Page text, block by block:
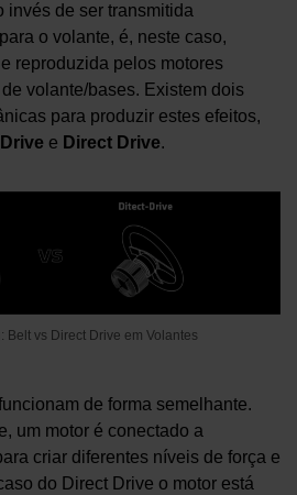
invés de ser transmitida
o volante, é, neste caso,
reproduzida pelos motores
volante/bases. Existem dois
para produzir estes efeitos,
e Direct Drive.
Belt vs Direct Drive em Volantes
de forma semelhante.
um motor é conectado a
criar diferentes níveis de força e
do Direct Drive o motor está